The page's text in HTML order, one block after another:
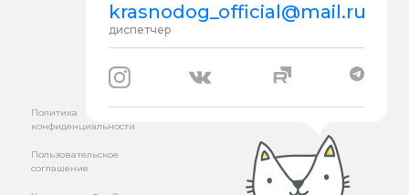
krasnodog_official@mail.ru
диспетчер
Политика
конфиденциальности
Пользовательское
соглашение